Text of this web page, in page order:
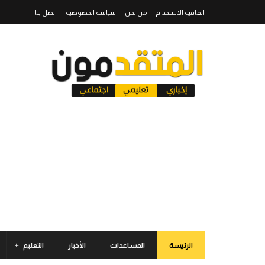
اتفاقية الاستخدام من نحن سياسة الخصوصية اتصل بنا
الرئيسة المساعدات الأخبار التعليم